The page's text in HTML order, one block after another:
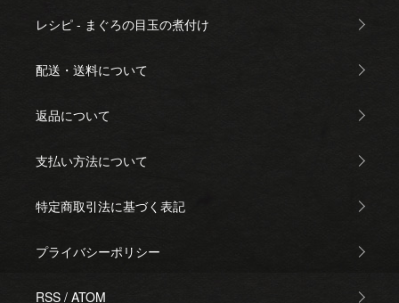
レシピ - まぐろの目玉の煮付け
配送・送料について
返品について
支払い方法について
特定商取引法に基づく表記
プライバシーポリシー
RSS / ATOM